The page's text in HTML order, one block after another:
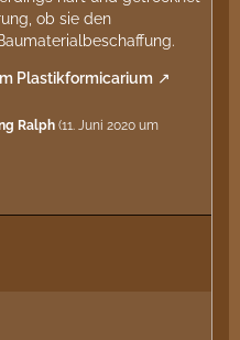
ob sie den
Plastikformicarium
Ralph (11. Juni 2020 um